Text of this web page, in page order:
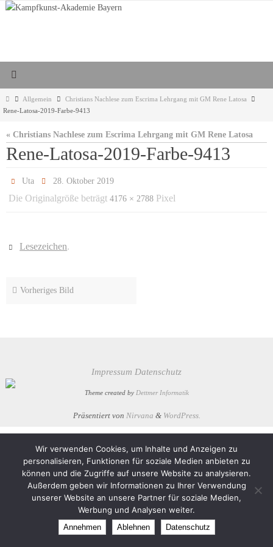
Zum
StartAllgemein
Christians Nachlese zum Escrima Lehrgang mit GM Rene Latosa
Rene-Latosa-2019-Farbe-9413
« Christians Nachlese zum Escrima Lehrgang mit GM Rene Latosa
Rene-Latosa-2019-Farbe-9413
Uta 28. Oktober 2019
Die Originalgröße beträgt 4176 × 2788 Pixel
Lesezeichen.
Vorheriges Bild
Impressum Datenschutz
Theme created by Dettmer Informatik
Präsentiert von Nirvana & WordPress.
Wir verwenden Cookies, um Inhalte und Anzeigen zu
personalisieren, Funktionen für soziale Medien anbieten zu
können und die Zugriffe auf unsere Website zu analysieren.
Außerdem geben wir Informationen zu Ihrer Verwendung
unserer Website an unsere Partner für soziale Medien,
Werbung und Analysen weiter.
Annehmen Ablehnen Datenschutz